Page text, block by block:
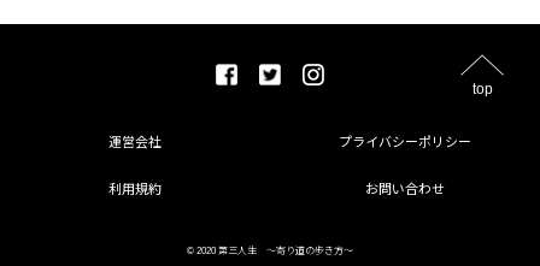
top
運営会社 プライバシーポリシー
利用規約 お問い合わせ
© 2020 第三人生 〜寄り道の歩き方〜